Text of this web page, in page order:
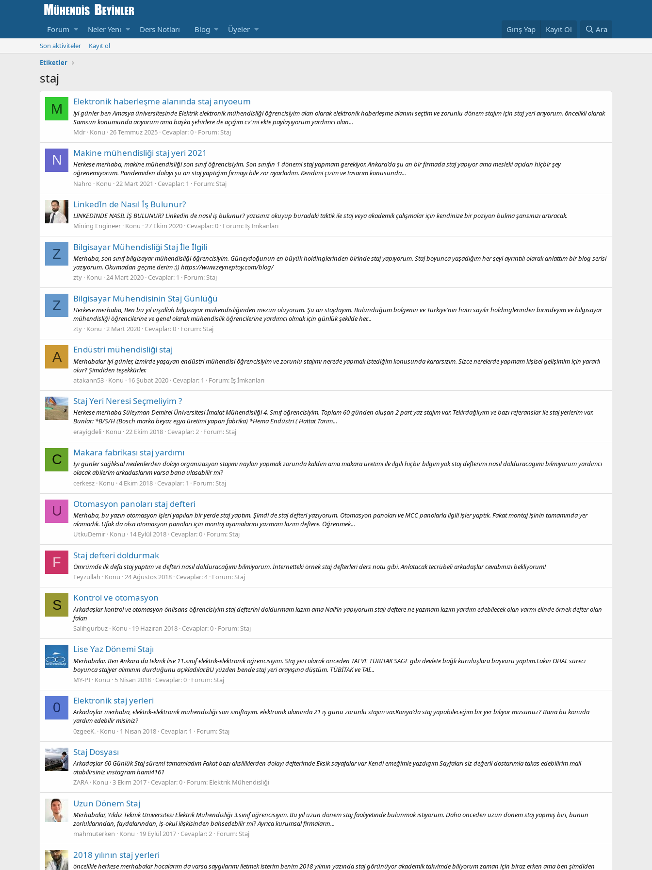
Forum Neler Yeni Ders Notları Blog Üyeler Giriş Yap Kayıt Ol Ara
Son aktiviteler
Kayıt ol
Etiketler
staj
M Elektronik haberleşme alanında staj arıyoeum
iyi günler ben Amasya üniversitesinde Elektrik elektronik mühendisliği öğrencisiyim alan olarak elektronik haberleşme alanını seçtim ve zorunlu dönem stajım için staj yeri arıyorum. öncelikli olarak
Samsun konumunda arıyorum ama başka şehirlere de açığım cv'mi ekte paylaşıyorum yardımcı olan...
Mdr Konu 26 Temmuz 2025 Cevaplar: 0 Forum:Staj
N Makine mühendisliği staj yeri 2021
Herkese merhaba, makine mühendisliği son sınıf öğrencisiyim. Son sınıfın 1 dönemi staj yapmam gerekiyor. Ankara'da şu an bir firmada staj yapıyor ama mesleki açıdan hiçbir şey
öğrenemiyorum. Pandemiden dolayı şu an staj yaptığım firmayı bile zor ayarladım. Kendimi çizim ve tasarım konusunda...
Nahro
Konu 22 Mart 2021 Cevaplar: 1 Forum:Staj
LinkedIn de Nasıl İş Bulunur?
LINKEDINDE NASIL İŞ BULUNUR? Linkedin de nasıl iş bulunur? yazısınız okuyup buradaki taktik ile staj veya akademik çalışmalar için kendinize bir poziyon bulma şansınızı artıracak.
Mining Engineer Konu 27 Ekim 2020 Cevaplar: 0 Forum:İş İmkanları
Z Bilgisayar Mühendisliği Staj İle İlgili
Merhaba, son sınıf bilgisayar mühendisliği öğrencisiyim. Güneydoğunun en büyük holdinglerinden birinde staj yapıyorum. Staj boyunca yaşadığım her şeyi ayrıntılı olarak anlattım bir blog serisi
yazıyorum. Okumadan geçme derim :)) https://www.zeyneptoy.com/blog/
zty Konu 24 Mart 2020 Cevaplar: 1 Forum:Staj
Z Bilgisayar Mühendisinin Staj Günlüğü
Herkese merhaba, Ben bu yıl inşallah bilgisayar mühendisliğinden mezun oluyorum. Şu an stajdayım. Bulunduğum bölgenin ve Türkiye'nin hatrı sayılır holdinglerinden birindeyim ve bilgisayar
mühendisliği öğrencilerine ve genel olarak mühendislik öğrencilerine yardımcı olmak için günlük şekilde her...
zty Konu 2 Mart 2020 Cevaplar: 0 Forum:Staj
A Endüstri mühendisliği staj
Merhabalar iyi günler, izmirde yaşayan endüstri mühendisi öğrencisiyim ve zorunlu stajımı nerede yapmak istediğim konusunda kararsızım. Sizce nerelerde yapmam kişisel gelişimim için yararlı
olur? Şimdiden teşekkürler.
atakann53 Konu 16 Şubat 2020 Cevaplar: 1 Forum:İş İmkanları
Staj Yeri Neresi Seçmeliyim ?
Herkese merhaba Süleyman Demirel Üniversitesi İmalat Mühendisliği 4. Sınıf öğrencisiyim. Toplam 60 günden oluşan 2 part yaz stajım var. Tekirdağlıyım ve bazı referanslar ile staj yerlerim var.
Bunlar: *B/S/H (Bosch marka beyaz eşya üretimi yapan fabrika) *Hema Endüstri ( Hattat Tarım...
erayigdeli Konu 22 Ekim 2018 Cevaplar: 2 Forum:Staj
C Makara fabrikası staj yardımı
İyi günler sağlıksal nedenlerden dolayı organizasyon stajımı naylon yapmak zorunda kaldım ama makara üretimi ile ilgili hiçbir bilgim yok staj defterimi nasıl dolduracagımı bilmiyorum yardımcı
olacak abilerim arkadaslarım varsa bana ulasabilir mi?
cerkesz Konu 4 Ekim 2018 Cevaplar: 1 Forum: Staj
U Otomasyon panoları staj defteri
Merhaba, bu yazın otomasyon işleri yapılan bir yerde staj yaptım. Şimdi de staj defteri yazıyorum. Otomasyon panoları ve MCC panolarla ilgili işler yaptık. Fakat montaj işinin tamamında yer
alamadık. Ufak da olsa otomasyon panoları için montaj aşamalarını yazmam lazım deftere. Öğrenmek...
UtkuDemir Konu 14 Eylül 2018 Cevaplar: 0 Forum:Staj
F Staj defteri doldurmak
Ömrümde ilk defa staj yaptım ve defteri nasıl dolduracağımı bilmiyorum. İnternetteki örnek staj defterleri ders notu gibi. Anlatacak tecrübeli arkadaşlar cevabınızı bekliyorum!
Feyzullah
Konu 24 Ağustos 2018 Cevaplar: 4 Forum:Staj
S Kontrol ve otomasyon
Arkadaşlar kontrol ve otomasyon önlisans öğrencisiyim staj defterini doldurmam lazım ama Nail’in yapıyorum stajı deftere ne yazmam lazım yardım edebilecek olan varmı elinde örnek defter olan
falan
Salihgurbuz Konu 19 Haziran 2018 Cevaplar: 0 Forum:Staj
Lise Yaz Dönemi Stajı
Merhabalar. Ben Ankara da teknik lise 11.sınıf elektrik-elektronik öğrencisiyim. Staj yeri olarak önceden TAI VE TÜBİTAK SAGE gibi devlete bağlı kuruluşlara başvuru yaptım.Lakin OHAL süreci
boyunca stajyer alımının durduğunu açıkladılar.BU yüzden bende staj yeri arayışına düştüm. TÜBİTAK ve TAI...
MY-Pİ Konu 5 Nisan 2018 Cevaplar: 0 Forum:Staj
0 Elektronik staj yerleri
Arkadaşlar merhaba, elektrik-elektronik mühendisliği son sınıftayım. elektronik alanında 21 iş günü zorunlu stajım var.Konya'da staj yapabileceğim bir yer biliyor musunuz? Bana bu konuda
yardım edebilir misiniz?
0zgeeK. Konu 1 Nisan 2018 Cevaplar: 1 Forum: Staj
Staj Dosyası
Arkadaşlar 60 Günlük Staj süremi tamamladım Fakat bazı aksiliklerden dolayı defterimde Eksik sayafalar var Kendi emeğimle yazdıgım Sayfaları siz değerli dostarımla takas edebilirim mail
atabilirsiniz ınstagram hami4161
ZARA Konu 3 Ekim 2017 Cevaplar: 0 Forum: Elektrik Mühendisliği
Uzun Dönem Staj
Merhabalar, Yıldız Teknik Üniversitesi Elektrik Mühendisliği 3.sınıf öğrencisiyim. Bu yıl uzun dönem staj faaliyetinde bulunmak istiyorum. Daha önceden uzun dönem staj yapmış biri, bunun
zorluklarından, faydalarından, iş-okul ilişkisinden bahsedebilir mi? Ayrıca kurumsal firmaların...
mahmuterken
Konu 19 Eylül 2017 Cevaplar: 2 Forum:Staj
2018 yılının staj yerleri
öncelikle herkese merhabalar hocalarım da varsa saygılarımı iletmek isterim benim 2018 yılının yazında staj görünüyor akademik takvimde biliyorum zaman için biraz erken ama ben şimdiden